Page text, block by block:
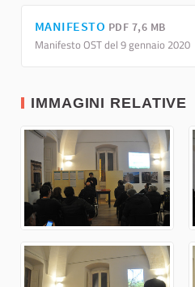
MANIFESTO PDF 7,6 MB
Manifesto OST del 9 gennaio 2020
IMMAGINI RELATIVE